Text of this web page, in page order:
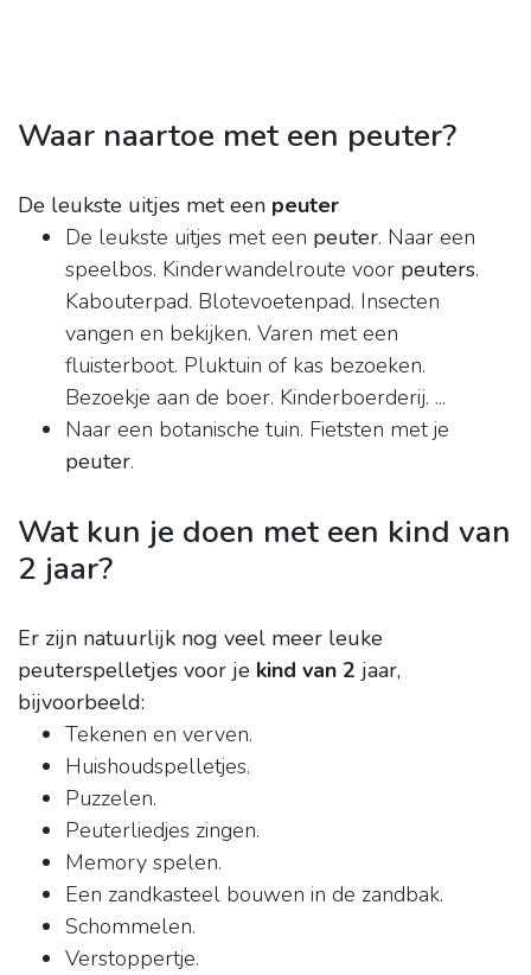
Waar naartoe met een peuter?
De leukste uitjes met een peuter
De leukste uitjes met een peuter. Naar een
speelbos. Kinderwandelroute voor peuters.
Kabouterpad. Blotevoetenpad. Insecten
vangen en bekijken. Varen met een
fluisterboot. Pluktuin of kas bezoeken.
Bezoekje aan de boer. Kinderboerderij. ...
Naar een botanische tuin. Fietsten met je
peuter.
Wat kun je doen met een kind van
2 jaar?
Er zijn natuurlijk nog veel meer leuke
peuterspelletjes voor je kind van 2 jaar,
bijvoorbeeld:
Tekenen en verven.
Huishoudspelletjes.
Puzzelen.
Peuterliedjes zingen.
Memory spelen.
Een zandkasteel bouwen in de zandbak.
Schommelen.
Verstoppertje.